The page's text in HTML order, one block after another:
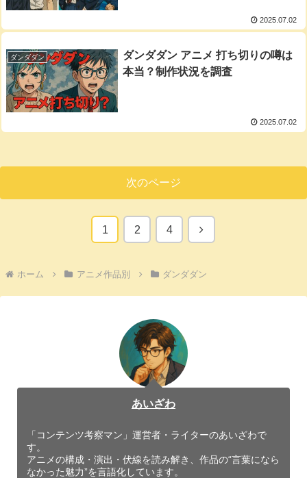
2025.07.02
ダンダダン
ダンダダン アニメ 打ち切りの噂は
本当？制作状況を調査
2025.07.02
次のページ
1 2 4 次
ホーム アニメ作品別 ダンダダン
あいざわ
「コンテンツ考察マン」運営者・ライターのあいざわで
す。
アニメの構成・演出・伏線を読み解き、作品の“言葉になら
なかった魅力”を言語化しています。